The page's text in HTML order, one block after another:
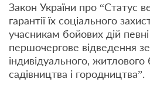
Закон України про “Статус
гарантії їх соціального
учасникам бойових дій
першочергове відведення
індивідуального, житлового
садівництва і городництва”.